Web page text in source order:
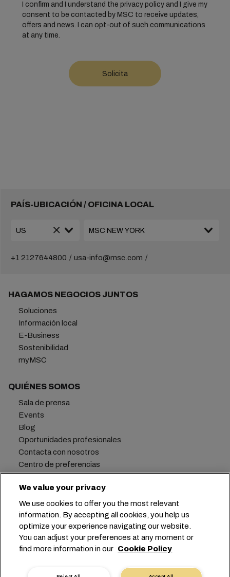
I confirm and I understand the privacy policy and I give my
consent to be contacted by MSC to receive updates,
offers and news. I can opt-out of such communications
at any time.
PAÍS-UBICACIÓN / OFICINA LOCAL
+1 2127644800 usa-info@msc.com
HAGAMOS NEGOCIOS JUNTOS
Soluciones
Información local
E-Business
Sostenibilidad
myMSC
QUIÉNES SOMOS
Sala de prensa
Events
Blog
Oportunidades profesionales
Contacta con nosotros
Centro de preferencias
Oficina central: +41 227038888
info@msc.com
Chemin Rieu 12, 1208 Geneva
Switzerland
Configuración de cookies
Privacidad de datos
We value your privacy
We use cookies to offer you the most relevant
information. By accepting all cookies, you help us
optimize your experience navigating our website.
You can adjust your preferences at any moment or
find more information in our Cookie Policy